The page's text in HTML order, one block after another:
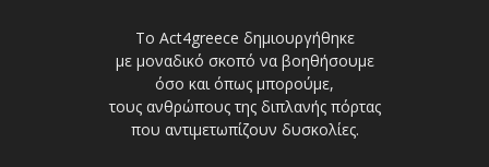
Το Act4greece δημιουργήθηκε
με μοναδικό σκοπό να βοηθήσουμε
όσο και όπως μπορούμε,
τους ανθρώπους της διπλανής πόρτας
που αντιμετωπίζουν δυσκολίες.